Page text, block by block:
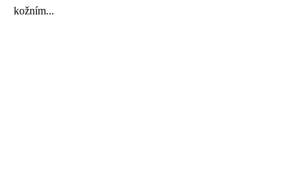
kožním...